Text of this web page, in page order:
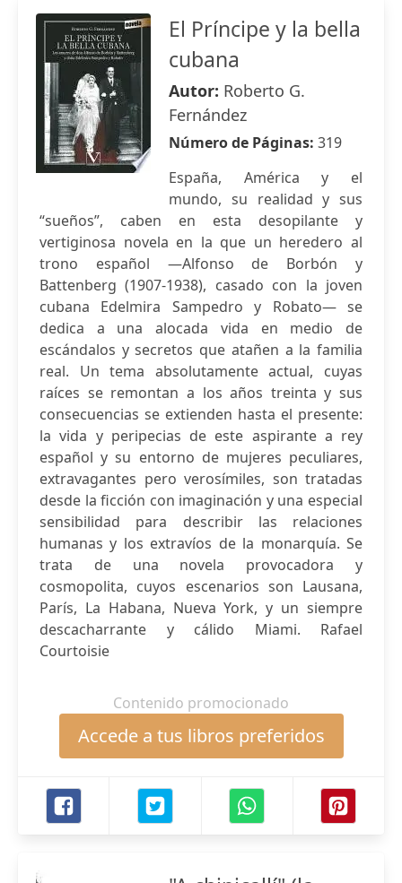
El Príncipe y la bella
cubana
Autor: Roberto G.
Fernández
Número de Páginas: 319
España, América y el
mundo, su realidad y sus
“sueños”, caben en esta desopilante y
vertiginosa novela en la que un heredero al
trono español —Alfonso de Borbón y
Battenberg (1907-1938), casado con la joven
cubana Edelmira Sampedro y Robato— se
dedica a una alocada vida en medio de
escándalos y secretos que atañen a la familia
real. Un tema absolutamente actual, cuyas
raíces se remontan a los años treinta y sus
consecuencias se extienden hasta el presente:
la vida y peripecias de este aspirante a rey
español y su entorno de mujeres peculiares,
extravagantes pero verosímiles, son tratadas
desde la ficción con imaginación y una especial
sensibilidad para describir las relaciones
humanas y los extravíos de la monarquía. Se
trata de una novela provocadora y
cosmopolita, cuyos escenarios son Lausana,
París, La Habana, Nueva York, y un siempre
descacharrante y cálido Miami. Rafael
Courtoisie
Contenido promocionado
Accede a tus libros preferidos